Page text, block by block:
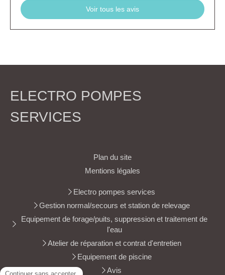
Voir tous les avis
ELECTRO POMPES
SERVICES
Plan du site
Mentions légales
Electro pompes services
Gestion normal/secours et station de relevage
Equipement de forage/puits, suppression et traitement de
l'eau
Atelier de réparation et contrat d'entretien
Equipement de piscine
Avis